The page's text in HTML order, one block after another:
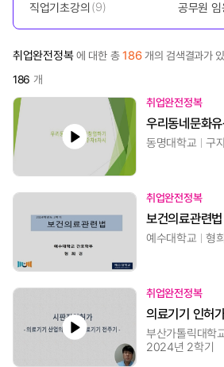
직업기초강의 (9) 공무원
취업완전정복에 대한 총186개의 검색결과가
186 개
취업완전정복
우리동네문화
동명대학교 구
취업완전정복
보건의료관련법
예수대학교 형
취업완전정복
의료기기 인허
부산가톨릭대학
2024년 2학기